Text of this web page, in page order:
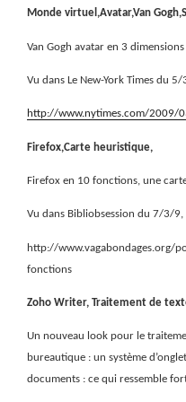
Monde virtuel,Avatar,Van
Van Gogh avatar en 3
Vu dans Le New-York Times du
http://www.nytimes.com/2009/
Firefox,Carte heuristique,
Firefox en 10 fonctions, une
Vu dans Bibliobsession du 7/3/9,
http://www.vagabondages.org/
fonctions
Zoho Writer, Traitement de
Un nouveau look pour le
bureautique : un système
documents : ce qui ressemble